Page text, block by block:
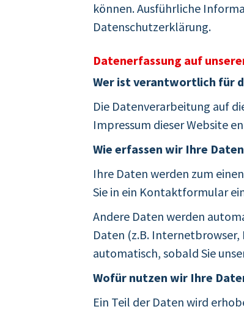
können. Ausführliche
Datenschutzerklärung.
Datenerfassung auf
Wer ist verantwortlich für
Die Datenverarbeitung auf
Impressum dieser Website
Wie erfassen wir Ihre
Ihre Daten werden zum
Sie in ein Kontaktformular
Andere Daten werden
Daten (z.B.
automatisch, sobald Sie
Wofür nutzen wir Ihre
Ein Teil der Daten wird